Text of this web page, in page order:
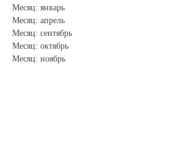
Месяц: январь
Месяц: апрель
Месяц: сентябрь
Месяц: октябрь
Месяц: ноябрь